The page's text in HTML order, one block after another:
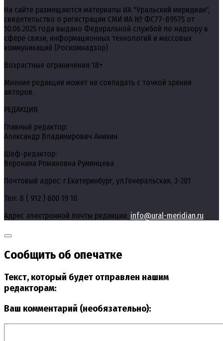
На сайте размещаются материалы ИА "Уральский меридиан",
свидетельство о регистрации СМИ ИА № ФС77-89575 от
10.06.2025 года выдано Федеральной службой по надзору в
сфере связи, информационных технологий и массовых
коммуникаций (Роскомнадзор)
Возрастные ограничения 18+
Мнение редакции может не совпадать с точкой зрения
авторов.
РЕДАКЦИЯ
Главный редактор:
Александр Владимирович Аникин
Шеф-редактор:
Вероника Романовна Румянцева
Почтовый адрес: г.Екатеринбург, ул.Генеральская, 3-201
Тел: 8 ( 912 ) 600 19 10
Адрес электронной почты редакции: info@ural-meridian.ru
Сообщить об опечатке
Текст, который будет отправлен нашим
редакторам:
Ваш комментарий (необязательно):